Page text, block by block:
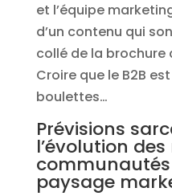
et l’équipe
d’un contenu qui
collé de la brochure
Croire que le B2B
boulettes…
Prévisions
l’évolution
paysage